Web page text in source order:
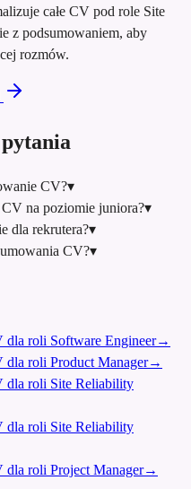
całe CV pod role Site
z podsumowaniem, aby
rozmów.
CV?▾
na poziomie juniora?▾
dla rekrutera?▾
CV?▾
dla roli Software Engineer→
dla roli Product Manager→
dla roli Site Reliability
dla roli Site Reliability
dla roli Project Manager→